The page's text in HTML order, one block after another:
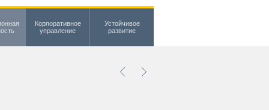
Корпоративное
управление
Устойчивое
развитие